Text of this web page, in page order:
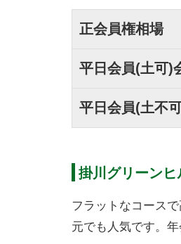
正会員権相場
平日会員(土可)
平日会員(土不
掛川グリーン
フラットなコース
元でも人気です。